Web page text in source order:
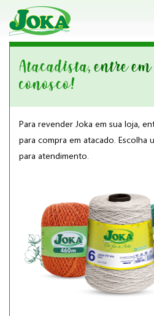
Atacadista, entre
conosco!
Para revender Joka em sua loja,
para compra em atacado. Escolha
para atendimento.